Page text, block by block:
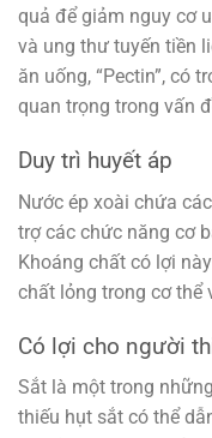
quả để giảm nguy cơ
và ung thư tuyến tiền
ăn uống, “Pectin”, có
quan trọng trong vấn
Duy trì huyết áp
Nước ép xoài chứa
trợ các chức năng cơ
Khoáng chất có lợi
chất lỏng trong cơ thể
Có lợi cho người
Sắt là một trong
thiếu hụt sắt có thể